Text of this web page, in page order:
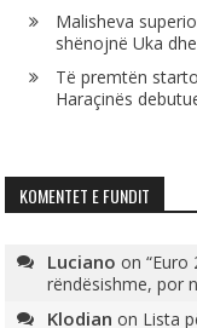
Malisheva
shënojnë Uka
Të premtën
Haraçinës
KOMENTET E FUNDIT
Luciano on“Euro
rëndësishme, por
Klodian on Lista